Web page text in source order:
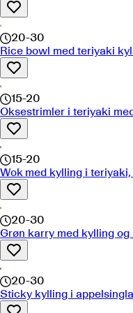
20-30
Rice bowl med teriyaki
15-20
Oksestrimler i teriyaki
15-20
Wok med kylling i
20-30
Grøn karry med kylling og
20-30
Sticky kylling i